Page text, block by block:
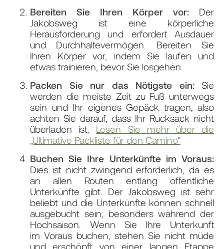
Bereiten Sie Ihren Körper vor: Der
Jakobsweg ist eine körperliche
Herausforderung und erfordert Ausdauer
und Durchhaltevermögen. Bereiten Sie
Ihren Körper vor, indem Sie laufen und
etwas trainieren, bevor Sie losgehen.
Packen Sie nur das Nötigste ein:Sie
werden die meiste Zeit zu Fuß unterwegs
sein und Ihr eigenes Gepäck tragen, also
achten Sie darauf, dass Ihr Rucksack nicht
überladen ist. Lesen Sie mehr über die
„Ultimative Packliste für den Camino“
Buchen Sie Ihre Unterkünfte im Voraus:
Dies ist nicht zwingend erforderlich, da es
an allen Routen entlang öffentliche
Unterkünfte gibt. Der Jakobsweg ist sehr
beliebt und die Unterkünfte können schnell
ausgebucht sein, besonders während der
Hochsaison. Wenn Sie Ihre Unterkunft
im Voraus buchen, stehen Sie nicht müde
und erschöpft von einer langen Etappe